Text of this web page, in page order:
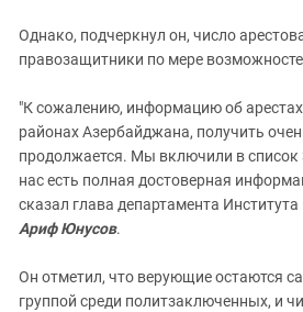
Однако, подчеркнул он, число
правозащитники по мере
"К сожалению, информацию об
районах Азербайджана, получить
продолжается. Мы включили в список
нас есть полная достоверная
сказал глава департамента
Ариф Юнусов.
Он отметил, что верующие остаются
группой среди политзаключенных, и